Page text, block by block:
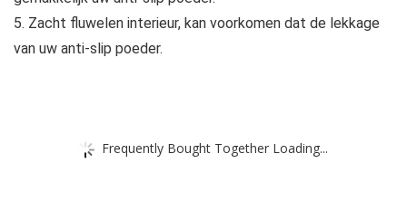
5. Zacht fluwelen interieur, kan voorkomen dat de lekkage
van uw anti-slip poeder.
Frequently Bought Together Loading...